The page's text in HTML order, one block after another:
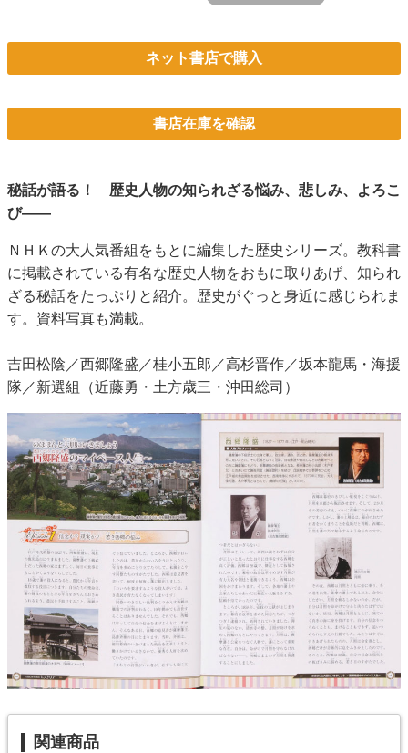
ネット書店で購入
書店在庫を確認
秘話が語る！ 歴史人物の知られざる悩み、悲しみ、よろこ
び――
ＮＨＫの大人気番組をもとに編集した歴史シリーズ。教科書
に掲載されている有名な歴史人物をおもに取りあげ、知られ
ざる秘話をたっぷりと紹介。歴史がぐっと身近に感じられま
す。資料写真も満載。
吉田松陰／西郷隆盛／桂小五郎／高杉晋作／坂本龍馬・海援
隊／新選組（近藤勇・土方歳三・沖田総司）
関連商品